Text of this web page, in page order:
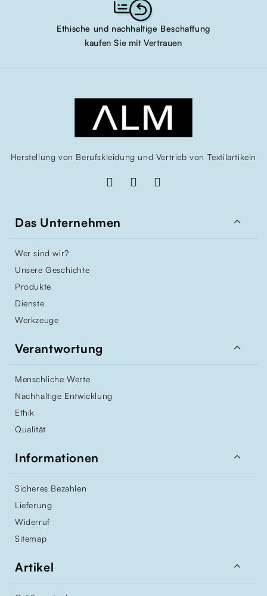
Ethische und nachhaltige Beschaffung
kaufen Sie mit Vertrauen
Herstellung von Berufskleidung und Vertrieb von Textilartikeln
Das Unternehmen 
Wer sind wir?
Unsere Geschichte
Produkte
Dienste
Werkzeuge
Verantwortung 
Menschliche Werte
Nachhaltige Entwicklung
Ethik
Qualität
Informationen 
Sicheres Bezahlen
Lieferung
Widerruf
Sitemap
Artikel 